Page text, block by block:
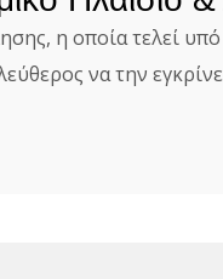
η οποία τελεί υπό
να την